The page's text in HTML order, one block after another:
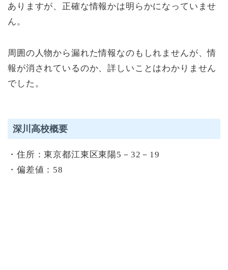
ありますが、正確な情報かは明らかになっていませ
ん。
周囲の人物から漏れた情報なのもしれませんが、情
報が消されているのか、詳しいことはわかりません
でした。
深川高校概要
・住所：東京都江東区東陽5－32－19
・偏差値：58